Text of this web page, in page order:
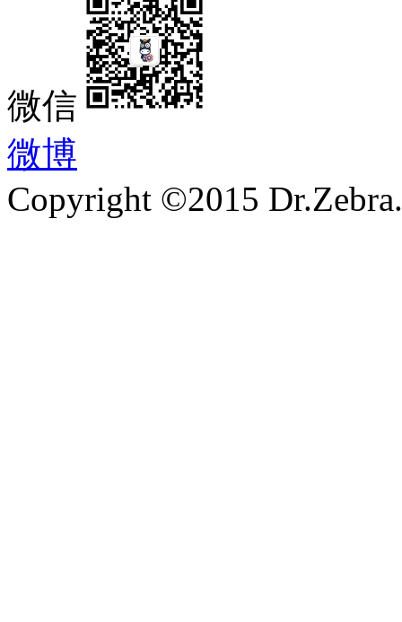
微信
微博
Copyright ©2015